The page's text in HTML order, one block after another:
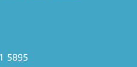
5895